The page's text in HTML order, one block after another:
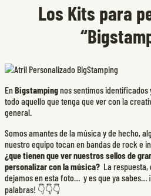
Los Kits para
EnBigstampingnos sentimos
todo aquello que tenga que ver con la
general.
Somos amantes de la música y de hecho,
nuestro equipo tocan en bandas de rock e
¿que tienen que ver nuestros sellos de
personalizar con la música? La
dejamos en esta foto… y es que ya sabes…
palabras! 👇👇👇